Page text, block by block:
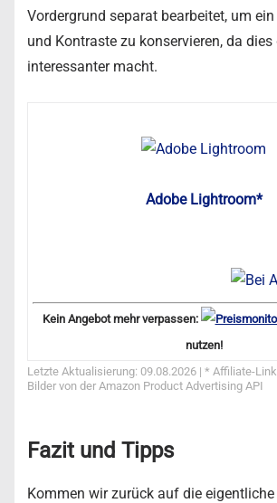
Vordergrund separat bearbeitet, um
und Kontraste zu konservieren, da dies
interessanter macht.
Adobe Lightroom*
Kein Angebot mehr verpassen:
nutzen!
Letzte Aktualisierung: 09.08.2026 | * Affiliate-Link
Bilder von der Amazon Product Advertising API
Fazit und Tipps
Kommen wir zurück auf die eigentliche